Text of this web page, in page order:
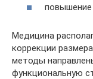
повышение
Медицина
коррекции
методы
функциональную